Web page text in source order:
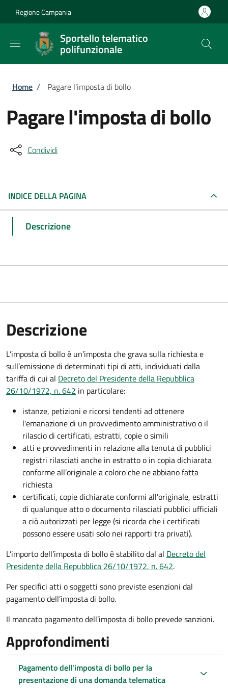
Regione Campania
Sportello telematico
polifunzionale
Briciole di pane
Home / Pagare l'imposta di bollo
Pagare l'imposta di bollo
Condividi
INDICE DELLA PAGINA
Descrizione
Descrizione
L’imposta di bollo è un’imposta che grava sulla richiesta e
sull’emissione di determinati tipi di atti, individuati dalla
tariffa di cui al Decreto del Presidente della Repubblica
26/10/1972, n. 642 in particolare:
istanze, petizioni e ricorsi tendenti ad ottenere
l'emanazione di un provvedimento amministrativo o il
rilascio di certificati, estratti, copie o simili
atti e provvedimenti in relazione alla tenuta di pubblici
registri rilasciati anche in estratto o in copia dichiarata
conforme all’originale a coloro che ne abbiano fatta
richiesta
certificati, copie dichiarate conformi all'originale, estratti
di qualunque atto o documento rilasciati pubblici ufficiali
a ciò autorizzati per legge (si ricorda che i certificati
possono essere usati solo nei rapporti tra privati).
L’importo dell’imposta di bollo è stabilito dal al Decreto del
Presidente della Repubblica 26/10/1972, n. 642.
Per specifici atti o soggetti sono previste esenzioni dal
pagamento dell’imposta di bollo.
Il mancato pagamento dell’imposta di bollo prevede sanzioni.
Approfondimenti
Pagamento dell'imposta di bollo per la
presentazione di una domanda telematica